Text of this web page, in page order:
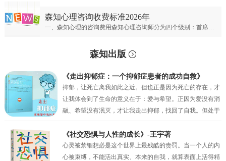
森知心理咨询收费标准2026年
一、森知心理的咨询费用森知心理咨询师分为四个级别：首席专家；专家级别；资深级别；普通级别。首席心理专家：￥900元/50分钟；专家心理咨询师：￥700元/50分钟；资深心理咨询师：￥500元/50分钟；普通心理咨询师：300元/50分钟。
森知出版
《走出抑郁症：一个抑郁症患者的成功自救》
抑郁，让死亡离我如此之近。但也正是因为死亡的存在，才
让我体会到了生命的意义在于：爱与希望。正因为爱没有消
融、希望没有泯灭，才让我走出抑郁，找回了自我。但处于
未来，但也仅仅是一种自我安慰罢了。我似乎只剩下在绝望
中坚持的权利，但也正是这种在绝望中的坚持，才真的让我
一点一点地看到了希望。当曙光最终突破了黑夜的壁垒，我
《社交恐惧与人性的成长》-王宇著
心灵被禁锢想必是这个世界上最残酷的责罚。当一个人的内
心被束缚，不能活出真实、本来的自我，就算表面上活得精